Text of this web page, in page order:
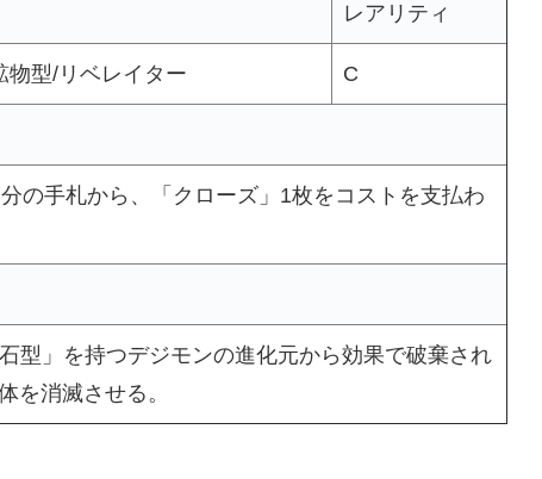
レアリティ
物型/リベレイター C
の手札から、「クローズ」1枚をコストを支払わ
型」を持つデジモンの進化元から効果で破棄され
を消滅させる。